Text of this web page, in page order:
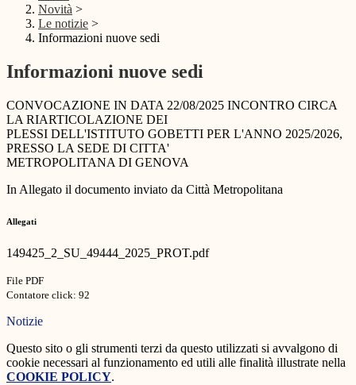
Novità >
Le notizie >
Informazioni nuove sedi
Informazioni nuove sedi
CONVOCAZIONE IN DATA 22/08/2025 INCONTRO CIRCA
LA RIARTICOLAZIONE DEI
PLESSI DELL'ISTITUTO GOBETTI PER L'ANNO 2025/2026,
PRESSO LA SEDE DI CITTA'
METROPOLITANA DI GENOVA
In Allegato il documento inviato da Città Metropolitana
Allegati
149425_2_SU_49444_2025_PROT.pdf
File PDF
Contatore click: 92
Notizie
Questo sito o gli strumenti terzi da questo utilizzati si avvalgono di
cookie necessari al funzionamento ed utili alle finalità illustrate nella
COOKIE POLICY.